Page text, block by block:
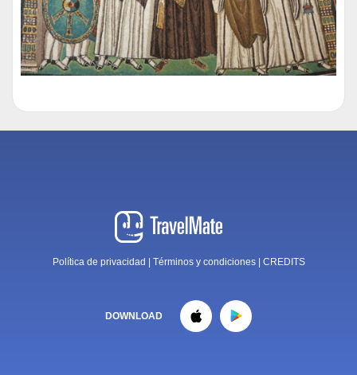
Política de privacidad Términos y condiciones CREDITS
DOWNLOAD